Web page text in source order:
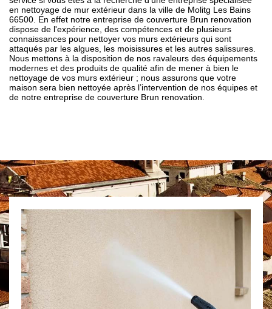
en nettoyage de mur extérieur dans la ville de Molitg Les Bains
66500. En effet notre entreprise de couverture Brun renovation
dispose de l'expérience, des compétences et de plusieurs
connaissances pour nettoyer vos murs extérieurs qui sont
attaqués par les algues, les moisissures et les autres salissures.
Nous mettons à la disposition de nos ravaleurs des équipements
modernes et des produits de qualité afin de mener à bien le
nettoyage de vos murs extérieur ; nous assurons que votre
maison sera bien nettoyée après l’intervention de nos équipes et
de notre entreprise de couverture Brun renovation.